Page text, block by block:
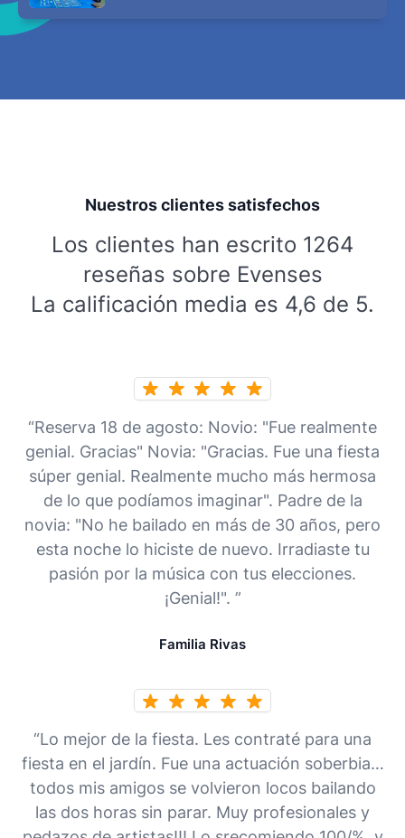
Nuestros clientes satisfechos
Los clientes han escrito 1264
reseñas sobre Evenses
La calificación media es 4,6 de 5.
“Reserva 18 de agosto: Novio: "Fue realmente
genial. Gracias" Novia: "Gracias. Fue una fiesta
súper genial. Realmente mucho más hermosa
de lo que podíamos imaginar". Padre de la
novia: "No he bailado en más de 30 años, pero
esta noche lo hiciste de nuevo. Irradiaste tu
pasión por la música con tus elecciones.
¡Genial!". ”
Familia Rivas
“Lo mejor de la fiesta. Les contraté para una
fiesta en el jardín. Fue una actuación soberbia…
todos mis amigos se volvieron locos bailando
las dos horas sin parar. Muy profesionales y